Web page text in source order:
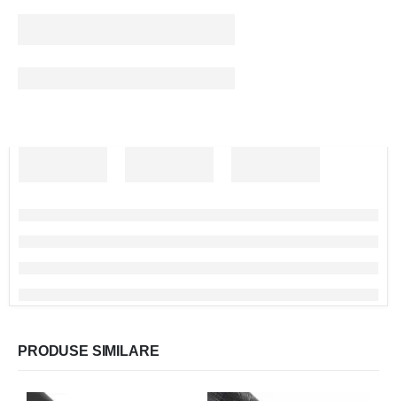
PRODUSE SIMILARE